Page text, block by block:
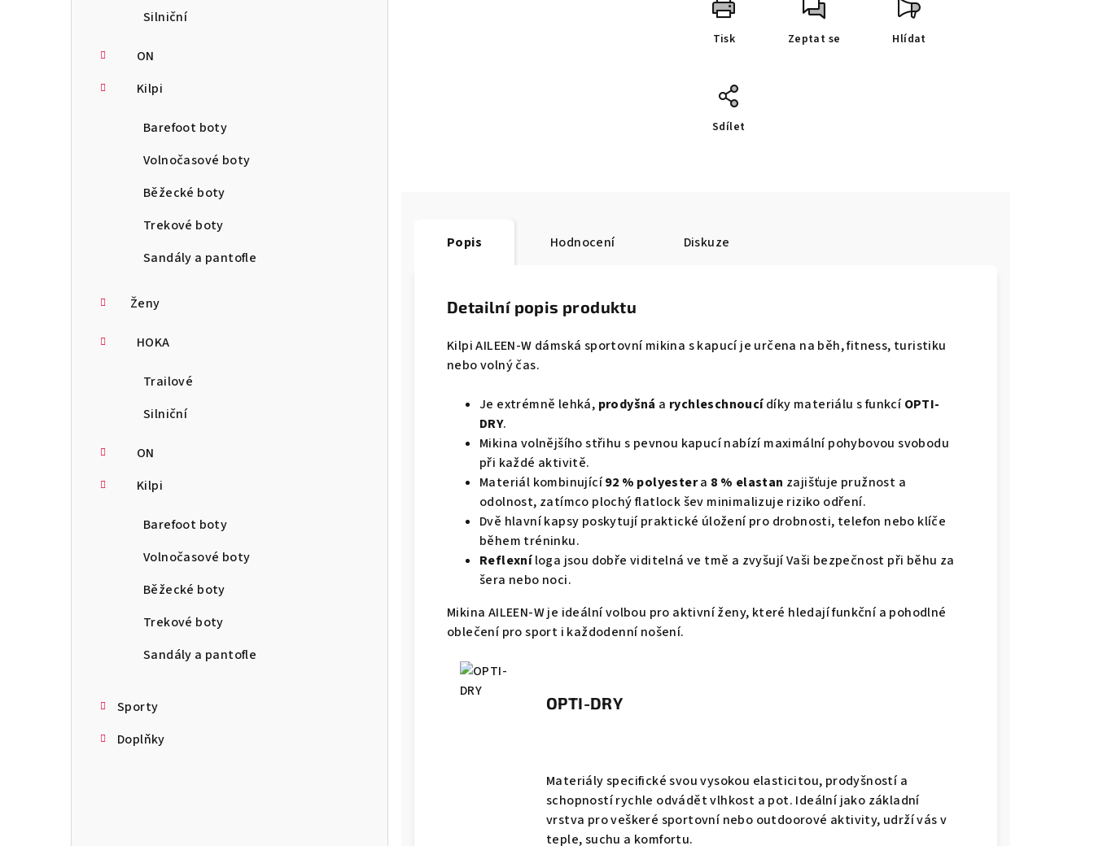
Silniční
ON
Kilpi
Barefoot boty
Volnočasové boty
Běžecké boty
Trekové boty
Sandály a pantofle
Ženy
HOKA
Trailové
Silniční
ON
Kilpi
Barefoot boty
Volnočasové boty
Běžecké boty
Trekové boty
Sandály a pantofle
Sporty
Doplňky
Tisk Zeptat se Hlídat
Sdílet
Popis Hodnocení Diskuze
Detailní popis produktu
Kilpi AILEEN-W dámská sportovní mikina s kapucí je určena na běh, fitness, turistiku
nebo volný čas.
Je extrémně lehká, prodyšná a rychleschnoucídíky materiálu s funkcí OPTI-
DRY.
Mikina volnějšího střihu s pevnou kapucí nabízí maximální pohybovou svobodu
při každé aktivitě.
Materiál kombinující92 % polyestera 8 % elastan zajišťuje pružnost a
odolnost, zatímco plochý flatlock šev minimalizuje riziko odření.
Dvě hlavní kapsy poskytují praktické úložení pro drobnosti, telefon nebo klíče
během tréninku.
Reflexní loga jsou dobře viditelná ve tmě a zvyšují Vaši bezpečnost při běhu za
šera nebo noci.
Mikina AILEEN-W je ideální volbou pro aktivní ženy, které hledají funkční a pohodlné
oblečení pro sport i každodenní nošení.
OPTI-DRY
Materiály specifické svou vysokou elasticitou, prodyšností a
schopností rychle odvádět vlhkost a pot. Ideální jako základní
vrstva pro veškeré sportovní nebo outdoorové aktivity, udrží vás v
teple, suchu a komfortu.